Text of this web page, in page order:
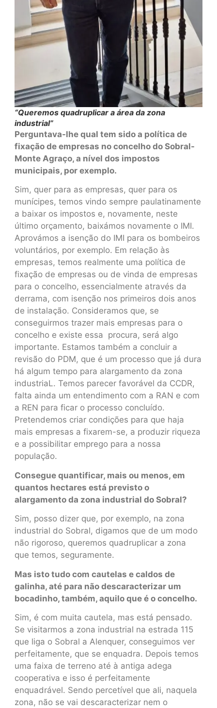
“Queremos quadruplicar a área da zona
industrial”
Perguntava-lhe qual tem sido a política de
fixação de empresas no concelho do Sobral-
Monte Agraço, a nível dos impostos
municipais, por exemplo.
Sim, quer para as empresas, quer para os
munícipes, temos vindo sempre paulatinamente
a baixar os impostos e, novamente, neste
último orçamento, baixámos novamente o IMI.
Aprovámos a isenção do IMI para os bombeiros
voluntários, por exemplo. Em relação às
empresas, temos realmente uma política de
fixação de empresas ou de vinda de empresas
para o concelho, essencialmente através da
derrama, com isenção nos primeiros dois anos
de instalação. Consideramos que, se
conseguirmos trazer mais empresas para o
concelho e existe essa procura, será algo
importante. Estamos também a concluir a
revisão do PDM, que é um processo que já dura
há algum tempo para alargamento da zona
industriaL. Temos parecer favorável da CCDR,
falta ainda um entendimento com a RAN e com
a REN para ficar o processo concluído.
Pretendemos criar condições para que haja
mais empresas a fixarem-se, a produzir riqueza
e a possibilitar emprego para a nossa
população.
Consegue quantificar, mais ou menos, em
quantos hectares está previsto o
alargamento da zona industrial do Sobral?
Sim, posso dizer que, por exemplo, na zona
industrial do Sobral, digamos que de um modo
não rigoroso, queremos quadruplicar a zona
que temos, seguramente.
Mas isto tudo com cautelas e caldos de
galinha, até para não descaracterizar um
bocadinho, também, aquilo que é o concelho.
Sim, é com muita cautela, mas está pensado.
Se visitarmos a zona industrial na estrada 115
que liga o Sobral a Alenquer, conseguimos ver
perfeitamente, que se enquadra. Depois temos
uma faixa de terreno até à antiga adega
cooperativa e isso é perfeitamente
enquadrável. Sendo percetível que ali, naquela
zona, não se vai descaracterizar nem o